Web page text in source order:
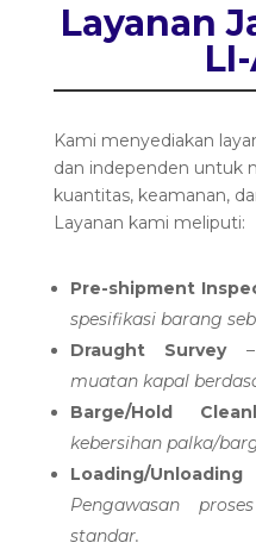
Layanan
Kami menyediakan
dan independen untuk
kuantitas, keamanan,
Layanan kami meliputi:
Pre-shipment
spesifikasi barang
Draught Survey
muatan kapal
Barge/Hold
kebersihan palka/
Loading/
Pengawasan
standar.